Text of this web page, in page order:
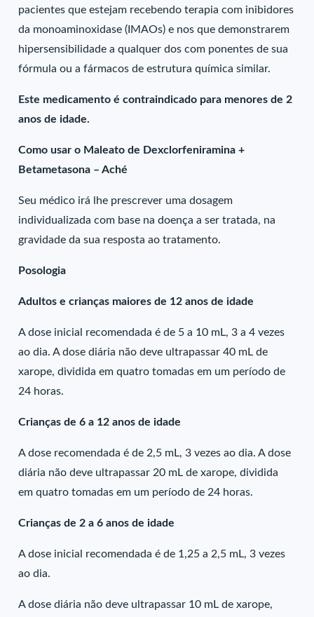
pacientes que estejam recebendo terapia com inibidores
da monoaminoxidase (IMAOs) e nos que demonstrarem
hipersensibilidade a qualquer dos com ponentes de sua
fórmula ou a fármacos de estrutura química similar.
Este medicamento é contraindicado para menores de 2
anos de idade.
Como usar o Maleato de Dexclorfeniramina +
Betametasona – Aché
Seu médico irá lhe prescrever uma dosagem
individualizada com base na doença a ser tratada, na
gravidade da sua resposta ao tratamento.
Posologia
Adultos e crianças maiores de 12 anos de idade
A dose inicial recomendada é de 5 a 10 mL, 3 a 4 vezes
ao dia. A dose diária não deve ultrapassar 40 mL de
xarope, dividida em quatro tomadas em um período de
24 horas.
Crianças de 6 a 12 anos de idade
A dose recomendada é de 2,5 mL, 3 vezes ao dia. A dose
diária não deve ultrapassar 20 mL de xarope, dividida
em quatro tomadas em um período de 24 horas.
Crianças de 2 a 6 anos de idade
A dose inicial recomendada é de 1,25 a 2,5 mL, 3 vezes
ao dia.
A dose diária não deve ultrapassar 10 mL de xarope,